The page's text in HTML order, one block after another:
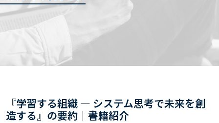
『学習する組織 ― システム思考で未来を創
造する』の要約｜書籍紹介